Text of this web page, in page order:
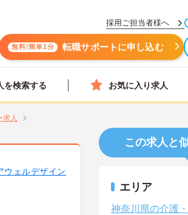
採用ご担当者様へ
無料!簡単1分 転職サポートに申し込む
を検索する お気に入り求人
求人
ウェルデザイン
この求人と
エリア
神奈川県の介護